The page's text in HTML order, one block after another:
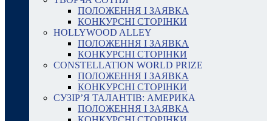
ПОЛОЖЕННЯ І ЗАЯВКА
КОНКУРСНІ СТОРІНКИ
HOLLYWOOD ALLEY
ПОЛОЖЕННЯ І ЗАЯВКА
КОНКУРСНІ СТОРІНКИ
CONSTELLATION WORLD PRIZE
ПОЛОЖЕННЯ І ЗАЯВКА
КОНКУРСНІ СТОРІНКИ
СУЗІР’Я ТАЛАНТІВ: АМЕРИКА
ПОЛОЖЕННЯ І ЗАЯВКА